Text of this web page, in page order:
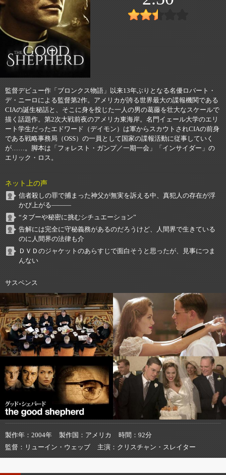
監督デビュー作「ブロンクス物語」以来13年ぶりとなる名優ロバート・
デ・ニーロによる監督第2作。アメリカが誇る世界最大の諜報機関である
CIAの誕生秘話と、そこに身を投じた一人の男の葛藤を壮大なスケールで
描く話題作。第2次大戦前夜のアメリカ東海岸。名門イェール大学のエリ
ート学生だったエドワード（デイモン）は軍からスカウトされCIAの前身
である戦略事務局（OSS）の一員として国家の諜報活動に従事していく
が……。脚本は「フォレスト・ガンプ／一期一会」「インサイダー」の
エリック・ロス。
ネット上の声
信者殺しの罪で捕まった神父が無実を訴える中、真犯人の存在が浮
かび上がる―――
“タブーや秘密に挑むシチュエーション”
告解には完全に守秘義務があるのだろうけど、人間界で生きている
のに人間界の法律も介
ＤＶＤのジャケットのあらすじで面白そうと思ったが、見事につま
んない
サスペンス
製作年 2004年 製作国 アメリカ 時間
92分
監督
リューイン・ウェッブ 主演 クリスチャン・スレイター